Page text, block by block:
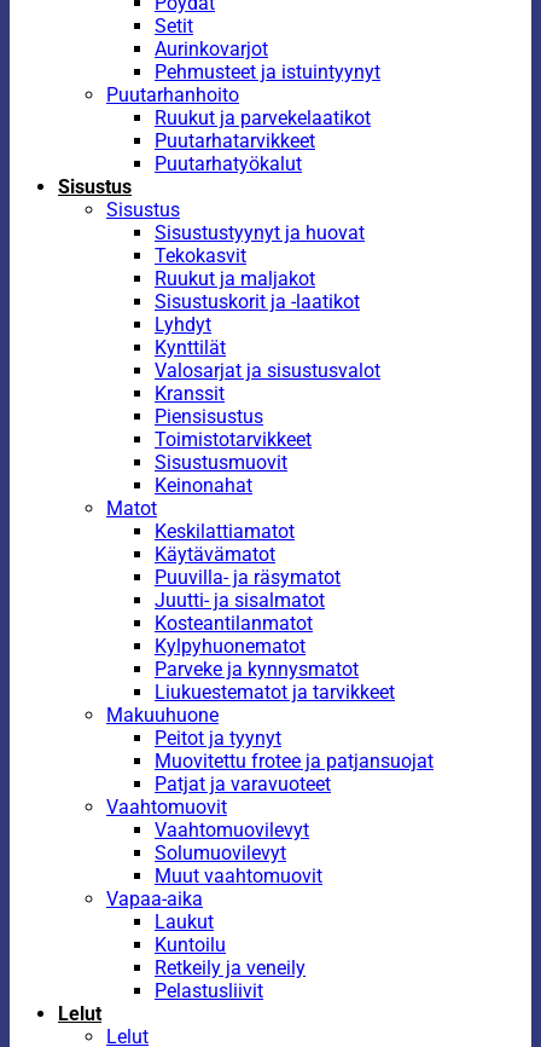
Setit
Aurinkovarjot
Pehmusteet ja istuintyynyt
Puutarhanhoito
Ruukut ja parvekelaatikot
Puutarhatarvikkeet
Puutarhatyökalut
Sisustus
Sisustus
Sisustustyynyt ja huovat
Tekokasvit
Ruukut ja maljakot
Sisustuskorit ja -laatikot
Lyhdyt
Kynttilät
Valosarjat ja sisustusvalot
Kranssit
Piensisustus
Toimistotarvikkeet
Sisustusmuovit
Keinonahat
Matot
Keskilattiamatot
Käytävämatot
Puuvilla- ja räsymatot
Juutti- ja sisalmatot
Kosteantilanmatot
Kylpyhuonematot
Parveke ja kynnysmatot
Liukuestematot ja tarvikkeet
Makuuhuone
Peitot ja tyynyt
Muovitettu frotee ja patjansuojat
Patjat ja varavuoteet
Vaahtomuovit
Vaahtomuovilevyt
Solumuovilevyt
Muut vaahtomuovit
Vapaa-aika
Laukut
Kuntoilu
Retkeily ja veneily
Pelastusliivit
Lelut
Lelut